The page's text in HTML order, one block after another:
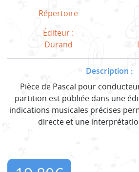
Répertoire
Éditeur :
Durand
Description :
Pièce de Pascal pour
partition est publiée dans une
indications musicales précises
directe et une